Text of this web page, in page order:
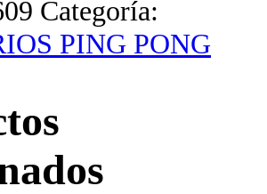
Categoría:
PING PONG